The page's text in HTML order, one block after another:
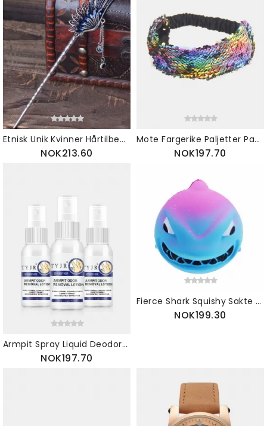
Etnisk Unik Kvinner Hårtilbehør Vintage Leaf Wings Rhinestones Crystal Dusk Drop Hårnål
NOK213.60
Mote Fargerike Paljetter Pannebånd Hårholder Jenter Fest Hårtilbehør Gave Til Kvinner
NOK197.70
Armpit Spray Liquid Deodorants Oodor Removal Lotion Underarm Cleaner Personal Fresh
NOK197.70
Fierce Shark Squishy Sakte Stigende Leketøy Gavesamling Med Innpakning
NOK199.30